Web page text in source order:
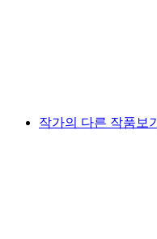
작가의 다른 작품보기